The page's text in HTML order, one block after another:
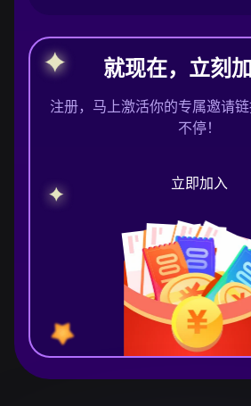
就现在，立刻加
注册，马上激活你的专属邀请
不停！
立即加入